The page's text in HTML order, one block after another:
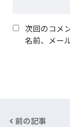
次回のコメ
名前、メー
前の記事